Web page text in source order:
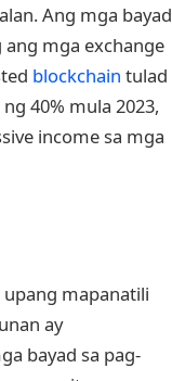
Ang mga bayad
mga exchange
blockchain tulad
40% mula 2023,
income sa mga
mapanatili
ay
bayad sa pag-